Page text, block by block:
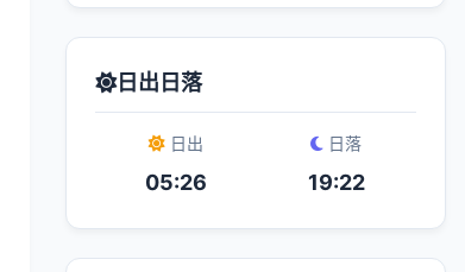
日出日落
日出
05:26
日落
19:22